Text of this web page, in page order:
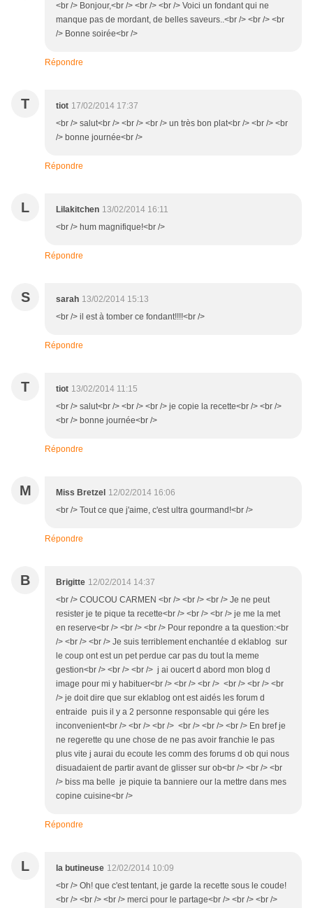
<br /> Bonjour,<br /> <br /> <br /> Voici un fondant qui ne
manque pas de mordant, de belles saveurs..<br /> <br /> <br
/> Bonne soirée<br />
Répondre
T tiot 17/02/2014 17:37
<br /> salut<br /> <br /> <br /> un très bon plat<br /> <br /> <br
/> bonne journée<br />
Répondre
L Lilakitchen 13/02/2014 16:11
<br /> hum magnifique!<br />
Répondre
S sarah 13/02/2014 15:13
<br /> il est à tomber ce fondant!!!!<br />
Répondre
T tiot 13/02/2014 11:15
<br /> salut<br /> <br /> <br /> je copie la recette<br /> <br />
<br /> bonne journée<br />
Répondre
M Miss Bretzel 12/02/2014 16:06
<br /> Tout ce que j'aime, c'est ultra gourmand!<br />
Répondre
B Brigitte 12/02/2014 14:37
<br /> COUCOU CARMEN <br /> <br /> <br /> Je ne peut
resister je te pique ta recette<br /> <br /> <br /> je me la met
en reserve<br /> <br /> <br /> Pour repondre a ta question:<br
/> <br /> <br /> Je suis terriblement enchantée d eklablog sur
le coup ont est un pet perdue car pas du tout la meme
gestion<br /> <br /> <br /> j ai oucert d abord mon blog d
image pour mi y habituer<br /> <br /> <br /> <br /> <br /> <br
/> je doit dire que sur eklablog ont est aidés les forum d
entraide puis il y a 2 personne responsable qui gére les
inconvenient<br /> <br /> <br /> <br /> <br /> <br /> En bref je
ne regerette qu une chose de ne pas avoir franchie le pas
plus vite j aurai du ecoute les comm des forums d ob qui nous
disuadaient de partir avant de glisser sur ob<br /> <br /> <br
/> biss ma belle je piquie ta banniere our la mettre dans mes
copine cuisine<br />
Répondre
L la butineuse 12/02/2014 10:09
<br /> Oh! que c'est tentant, je garde la recette sous le coude!
<br /> <br /> <br /> merci pour le partage<br /> <br /> <br />